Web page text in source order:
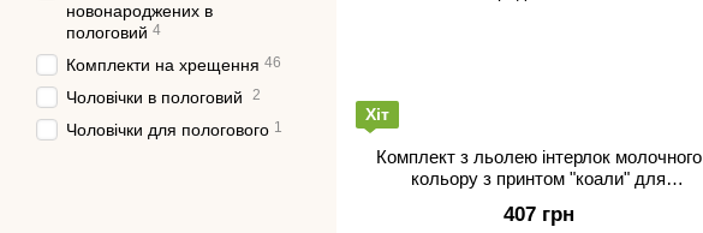
Хіт
Комплект з льолею інтерлок молочного
кольору з принтом "коали" для
407 грн
новонароджених в
пологовий 4
Комплекти на хрещення 46
Чоловічки в пологовий 2
Чоловічки для пологового 1